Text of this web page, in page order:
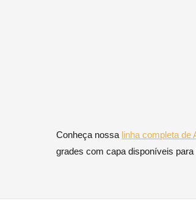
Conheça nossa linha completa de
grades com capa disponíveis